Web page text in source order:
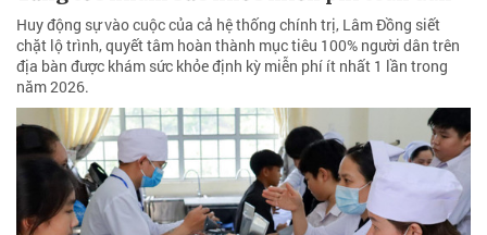
Huy động sự vào cuộc của cả hệ thống chính trị, Lâm Đồng siết
chặt lộ trình, quyết tâm hoàn thành mục tiêu 100% người dân trên
địa bàn được khám sức khỏe định kỳ miễn phí ít nhất 1 lần trong
năm 2026.